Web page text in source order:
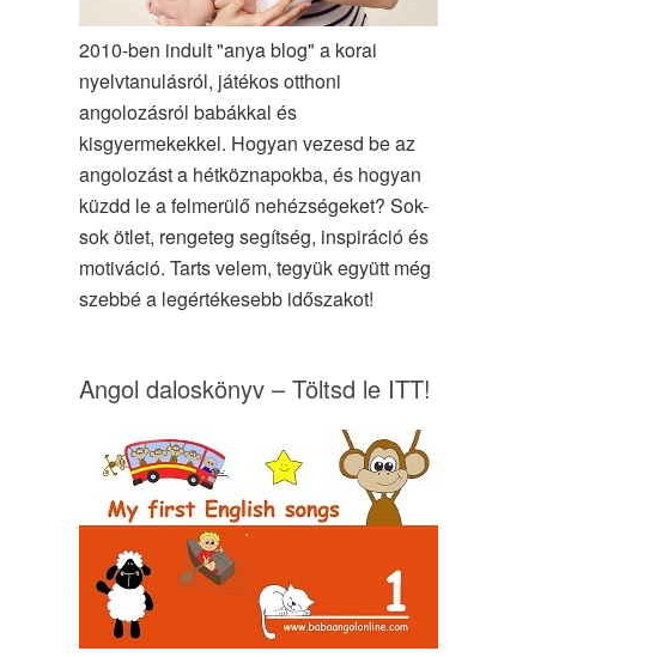
2010-ben indult "anya blog" a korai
nyelvtanulásról, játékos otthoni
angolozásról babákkal és
kisgyermekekkel. Hogyan vezesd be az
angolozást a hétköznapokba, és hogyan
küzdd le a felmerülő nehézségeket? Sok-
sok ötlet, rengeteg segítség, inspiráció és
motiváció. Tarts velem, tegyük együtt még
szebbé a legértékesebb időszakot!
Angol daloskönyv – Töltsd le ITT!